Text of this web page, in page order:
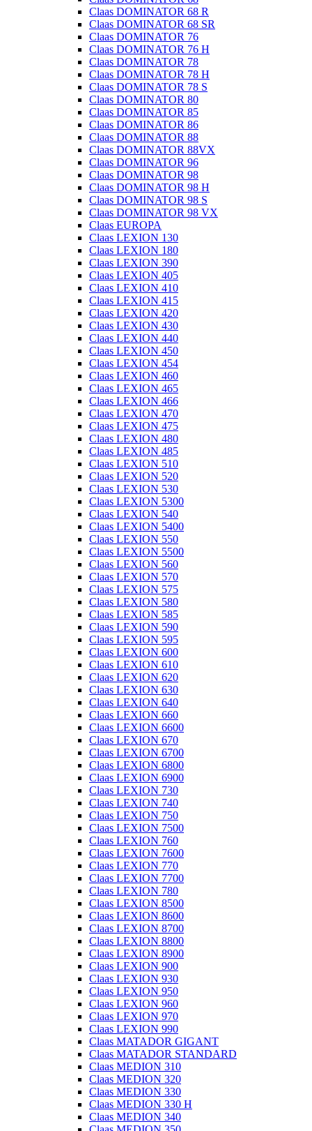
Claas DOMINATOR 68 R
Claas DOMINATOR 68 SR
Claas DOMINATOR 76
Claas DOMINATOR 76 H
Claas DOMINATOR 78
Claas DOMINATOR 78 H
Claas DOMINATOR 78 S
Claas DOMINATOR 80
Claas DOMINATOR 85
Claas DOMINATOR 86
Claas DOMINATOR 88
Claas DOMINATOR 88VX
Claas DOMINATOR 96
Claas DOMINATOR 98
Claas DOMINATOR 98 H
Claas DOMINATOR 98 S
Claas DOMINATOR 98 VX
Claas EUROPA
Claas LEXION 130
Claas LEXION 180
Claas LEXION 390
Claas LEXION 405
Claas LEXION 410
Claas LEXION 415
Claas LEXION 420
Claas LEXION 430
Claas LEXION 440
Claas LEXION 450
Claas LEXION 454
Claas LEXION 460
Claas LEXION 465
Claas LEXION 466
Claas LEXION 470
Claas LEXION 475
Claas LEXION 480
Claas LEXION 485
Claas LEXION 510
Claas LEXION 520
Claas LEXION 530
Claas LEXION 5300
Claas LEXION 540
Claas LEXION 5400
Claas LEXION 550
Claas LEXION 5500
Claas LEXION 560
Claas LEXION 570
Claas LEXION 575
Claas LEXION 580
Claas LEXION 585
Claas LEXION 590
Claas LEXION 595
Claas LEXION 600
Claas LEXION 610
Claas LEXION 620
Claas LEXION 630
Claas LEXION 640
Claas LEXION 660
Claas LEXION 6600
Claas LEXION 670
Claas LEXION 6700
Claas LEXION 6800
Claas LEXION 6900
Claas LEXION 730
Claas LEXION 740
Claas LEXION 750
Claas LEXION 7500
Claas LEXION 760
Claas LEXION 7600
Claas LEXION 770
Claas LEXION 7700
Claas LEXION 780
Claas LEXION 8500
Claas LEXION 8600
Claas LEXION 8700
Claas LEXION 8800
Claas LEXION 8900
Claas LEXION 900
Claas LEXION 930
Claas LEXION 950
Claas LEXION 960
Claas LEXION 970
Claas LEXION 990
Claas MATADOR GIGANT
Claas MATADOR STANDARD
Claas MEDION 310
Claas MEDION 320
Claas MEDION 330
Claas MEDION 330 H
Claas MEDION 340